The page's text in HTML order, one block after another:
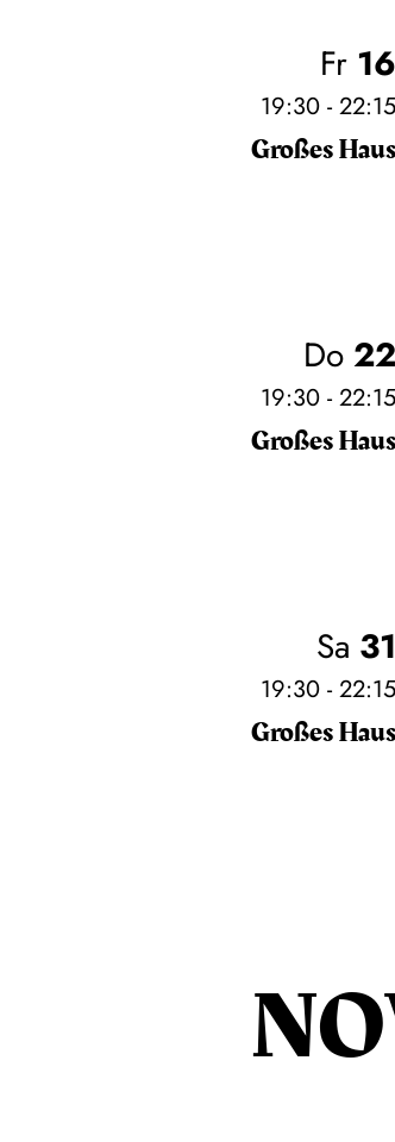
Fr 16
19:30 - 22:15
Großes Haus
Do22
19:30 - 22:15
Großes Haus
Sa 31
19:30 - 22:15
Großes Haus